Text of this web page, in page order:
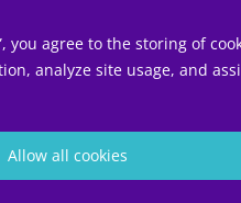
you agree to the storing of
analyze site usage, and
Allow all cookies